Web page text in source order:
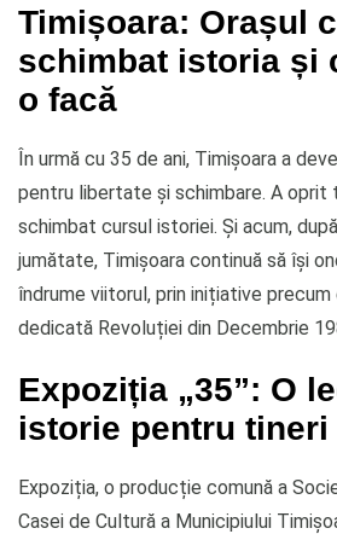
Timișoara: Orașul
schimbat istoria și
o facă
În urmă cu 35 de ani, Timișoara a
pentru libertate și schimbare. A oprit
schimbat cursul istoriei. Și acum,
jumătate, Timișoara continuă să își
îndrume viitorul, prin inițiative precum
dedicată Revoluției din Decembrie
Expoziția „35”: O
istorie pentru tineri
Expoziția, o producție comună a
Casei de Cultură a Municipiului